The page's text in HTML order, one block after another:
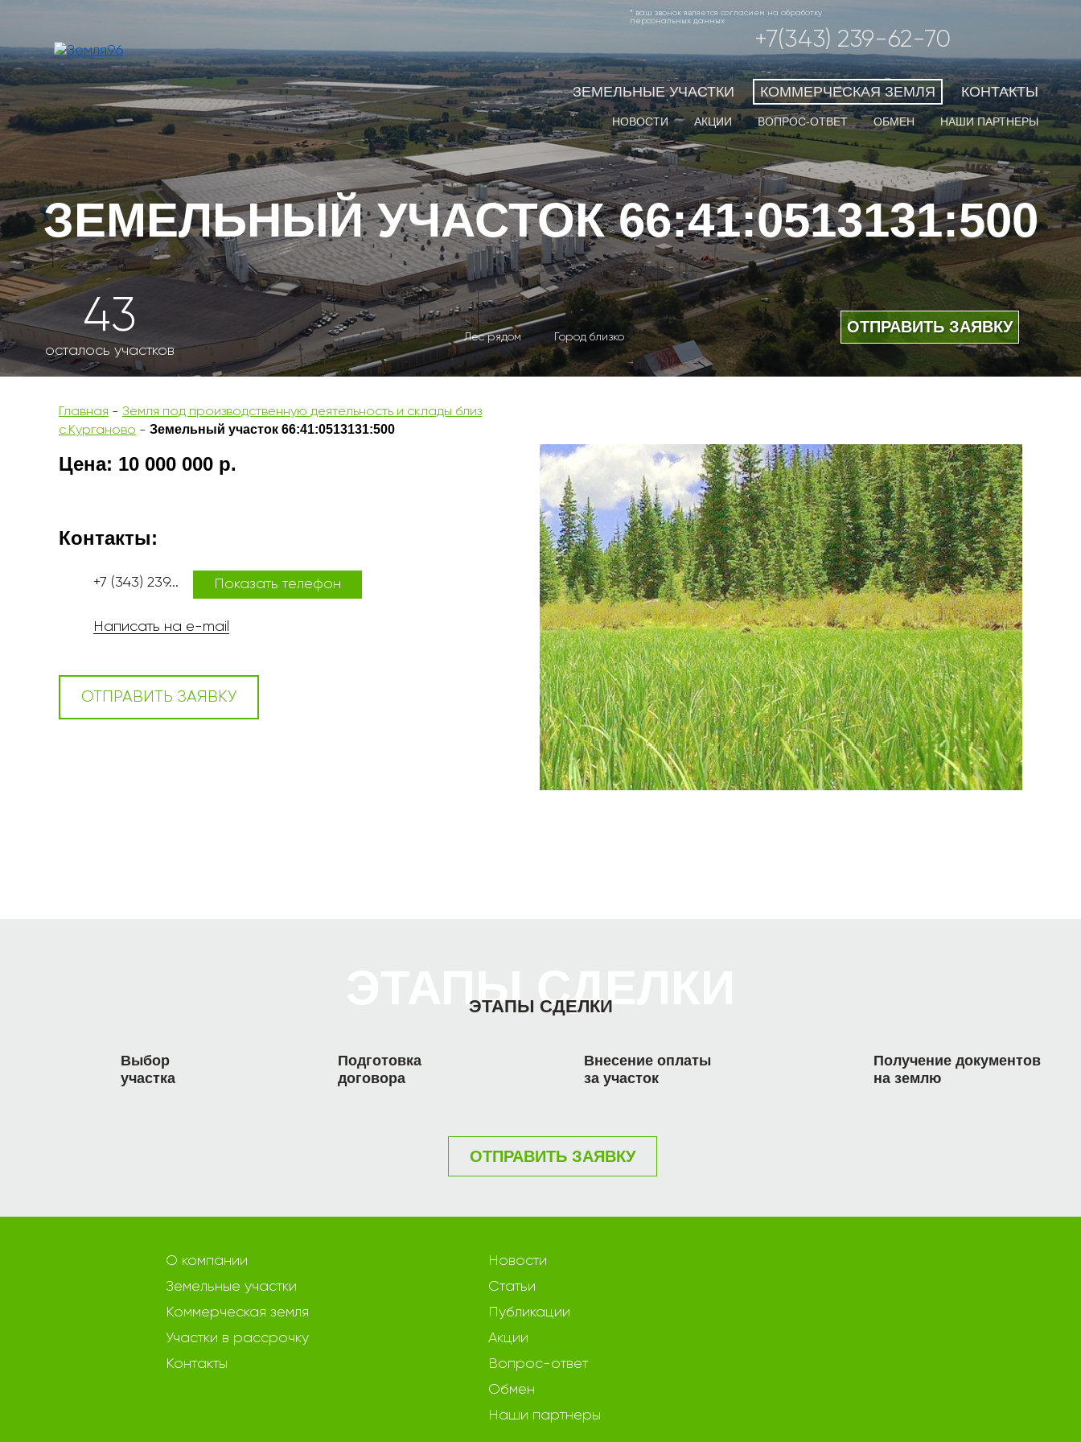
* ваш звонок является согласием на обработку
персональных данных
+7(343) 239-62-70
ЗЕМЕЛЬНЫЕ УЧАСТКИ КОММЕРЧЕСКАЯ ЗЕМЛЯ КОНТАКТЫ
НОВОСТИ АКЦИИ ВОПРОС-ОТВЕТ ОБМЕН НАШИ ПАРТНЕРЫ
ЗЕМЕЛЬНЫЙ УЧАСТОК 66:41:0513131:500
43
осталось участков
Лес рядом Город близко
ОТПРАВИТЬ ЗАЯВКУ
Главная - Земля под производственную деятельность и склады близ
с.Курганово - Земельный участок 66:41:0513131:500
Цена: 10 000 000 р.
Контакты:
+7 (343) 239... Показать телефон
Написать на e-mail
ОТПРАВИТЬ ЗАЯВКУ
ЭТАПЫ СДЕЛКИ
ЭТАПЫ СДЕЛКИ
Выбор
участка
Подготовка
договора
Внесение оплаты
за участок
Получение документов
на землю
ОТПРАВИТЬ ЗАЯВКУ
О компании
Земельные участки
Коммерческая земля
Участки в рассрочку
Контакты
Новости
Статьи
Публикации
Акции
Вопрос-ответ
Обмен
Наши партнеры